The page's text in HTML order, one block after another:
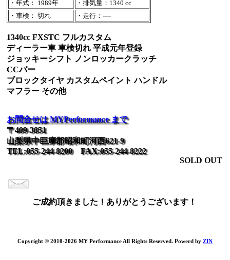
・年式： 1989年
・排気量：1340 cc
・車検： 切れ
・走行：----
1340cc FXSTC フルカスタム
ディーラー車 車検切れ 平成元年登録
ジョッキーシフト ノンロッカークラッチ
CCバー
ブロックタイヤ カスタムペイント ハンドル
マフラー その他
お問合せは MYPerformance まで
〒409-3851
山梨県中巨摩郡昭和町河西621-9
TEL:055-244-8200 FAX:055-244-8222
SOLD OUT
ご成約頂きました！ありがとうございます！
Copyright © 2010-2026 MY Performance All Rights Reserved. Powerd by ZIN